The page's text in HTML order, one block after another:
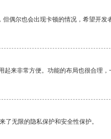
偶尔也会出现卡顿的情况，希望开发
来非常方便。功能的布局也很合理，
了无限的隐私保护和安全性保护。